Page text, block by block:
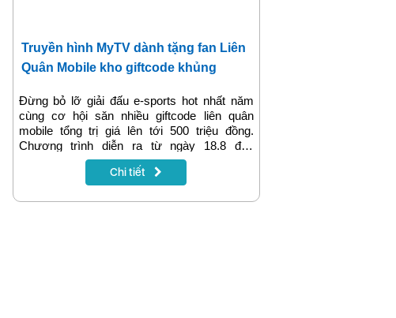
Truyền hình MyTV dành tặng fan Liên
Quân Mobile kho giftcode khủng
Đừng bỏ lỡ giải đấu e-sports hot nhất năm
cùng cơ hội săn nhiều giftcode liên quân
mobile tổng trị giá lên tới 500 triệu đồng.
Chương trình diễn ra từ ngày 18.8 đến
9.10.2022 trên dịch vụ truyền hình MyTV.
Chi tiết